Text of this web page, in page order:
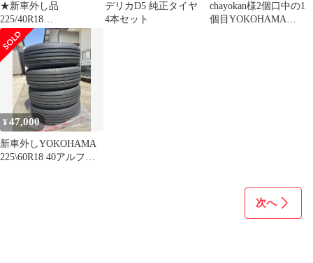
★新車外し品
225/40R18
YOKOHAMA/ADVAN
Sport V105 19年製 夏タ
イヤ サマータイヤ 4本
ヨコハマ インプレッサ
カローラ (南7-M634)
デリカD5 純正タイヤ
4本セット
chayokan様2個口中の1
個目YOKOHAMA
¥47,000
新車外しYOKOHAMA
225\60R18 40アルファ
次へ